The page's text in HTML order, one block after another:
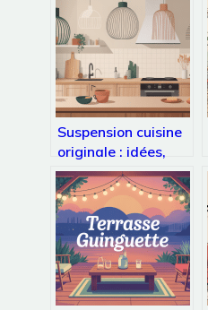
Suspension cuisine
originale : idées,
conseils et styles
pour un éclairage
unique